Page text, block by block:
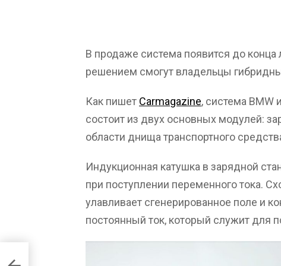
В продаже система появится до
решением смогут владельцы
Как пишет Carmagazine, система BMW
состоит из двух основных модулей:
области днища транспортного
Индукционная катушка в зарядной
при поступлении переменного тока.
улавливает сгенерированное поле и
постоянный ток, который служит для